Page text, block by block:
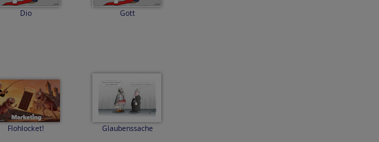
Dio Gott
Flohlocket! Glaubenssache